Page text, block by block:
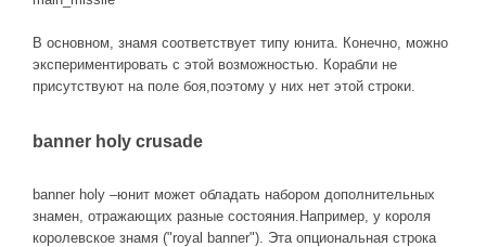
В основном, знамя соответствует типу юнита. Конечно, можно
экспериментировать с этой возможностью. Корабли не
присутствуют на поле боя,поэтому у них нет этой строки.
banner holy crusade
banner holy –юнит может обладать набором дополнительных
знамен, отражающих разные состояния.Например, у короля
королевское знамя ("royal banner"). Эта опциональная строка